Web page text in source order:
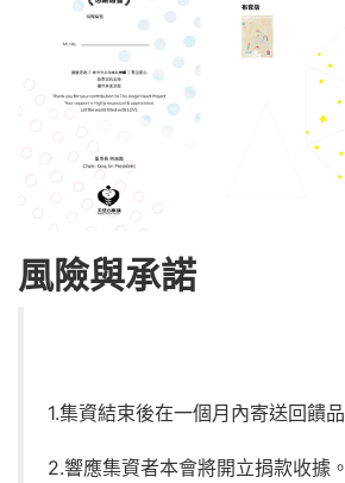
風險與承諾
1.集資結束後在一個月內寄送回饋品
2.響應集資者本會將開立捐款收據。